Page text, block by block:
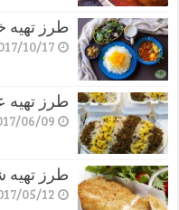
طرز تهیه
10/17
طرز تهیه
06/09
طرز
05/12